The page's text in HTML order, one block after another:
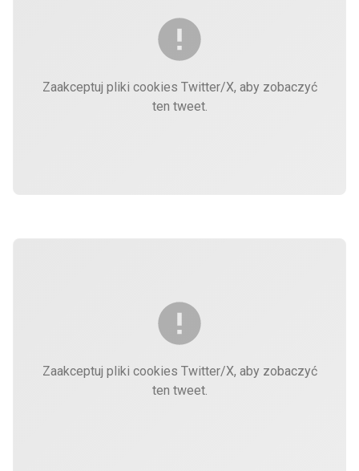
Zaakceptuj pliki cookies Twitter/X, aby zobaczyć
ten tweet.
Zaakceptuj pliki cookies Twitter/X, aby zobaczyć
ten tweet.